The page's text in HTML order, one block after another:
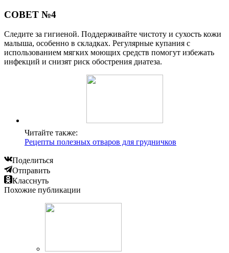
СОВЕТ №4
Следите за гигиеной. Поддерживайте чистоту и сухость кожи
малыша, особенно в складках. Регулярные купания с
использованием мягких моющих средств помогут избежать
инфекций и снизят риск обострения диатеза.
Читайте также:
Рецепты полезных отваров для грудничков
Поделиться
Отправить
Класснуть
Похожие публикации